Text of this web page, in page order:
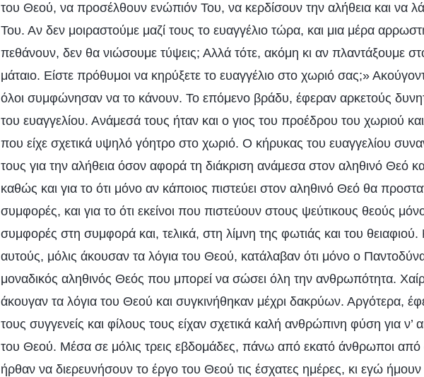
του Θεού, να προσέλθουν ενώπιόν Του, να κερδίσουν την αλήθεια και να
Του. Αν δεν μοιραστούμε μαζί τους το ευαγγέλιο τώρα, και μια μέρα
πεθάνουν, δεν θα νιώσουμε τύψεις; Αλλά τότε, ακόμη κι αν πλαντάξουμε
μάταιο. Είστε πρόθυμοι να κηρύξετε το ευαγγέλιο στο χωριό σας;»
όλοι συμφώνησαν να το κάνουν. Το επόμενο βράδυ, έφεραν αρκετούς
του ευαγγελίου. Ανάμεσά τους ήταν και ο γιος του προέδρου του χωριού
που είχε σχετικά υψηλό γόητρο στο χωριό. Ο κήρυκας του ευαγγελίου
τους για την αλήθεια όσον αφορά τη διάκριση ανάμεσα στον αληθινό Θεό
καθώς και για το ότι μόνο αν κάποιος πιστεύει στον αληθινό Θεό θα
συμφορές, και για το ότι εκείνοι που πιστεύουν στους ψεύτικους θεούς
συμφορές στη συμφορά και, τελικά, στη λίμνη της φωτιάς και του
αυτούς, μόλις άκουσαν τα λόγια του Θεού, κατάλαβαν ότι μόνο ο
μοναδικός αληθινός Θεός που μπορεί να σώσει όλη την ανθρωπότητα.
άκουγαν τα λόγια του Θεού και συγκινήθηκαν μέχρι δακρύων. Αργότερα,
τους συγγενείς και φίλους τους είχαν σχετικά καλή ανθρώπινη φύση για ν’
του Θεού. Μέσα σε μόλις τρεις εβδομάδες, πάνω από εκατό άνθρωποι από
ήρθαν να διερευνήσουν το έργο του Θεού τις έσχατες ημέρες, κι εγώ